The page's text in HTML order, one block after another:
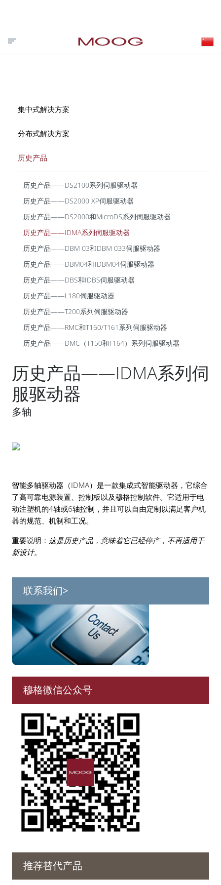
投资者关系 合作伙伴登录 VISIT MOOG.COM
MOOG.COM.CN
集中式解决方案
分布式解决方案
历史产品
历史产品——DS2100系列伺服驱动器
历史产品——DS2000 XP伺服驱动器
历史产品——DS2000和MicroDS系列伺服驱动器
历史产品——IDMA系列伺服驱动器
历史产品——DBM 03和DBM 033伺服驱动器
历史产品——DBM04和IDBM04伺服驱动器
历史产品——DBS和IDBS伺服驱动器
历史产品——L180伺服驱动器
历史产品——T200系列伺服驱动器
历史产品——RMC和T160/T161系列伺服驱动器
历史产品——DMC（T150和T164）系列伺服驱动器
历史产品——IDMA系列伺
服驱动器
多轴
智能多轴驱动器（IDMA）是一款集成式智能驱动器，它综合
了高可靠电源装置、控制板以及穆格控制软件。它适用于电
动注塑机的4轴或6轴控制，并且可以自由定制以满足客户机
器的规范、机制和工况。
重要说明： 这是历史产品，意味着它已经停产，不再适用于
新设计。
联系我们>
穆格微信公众号
推荐替代产品